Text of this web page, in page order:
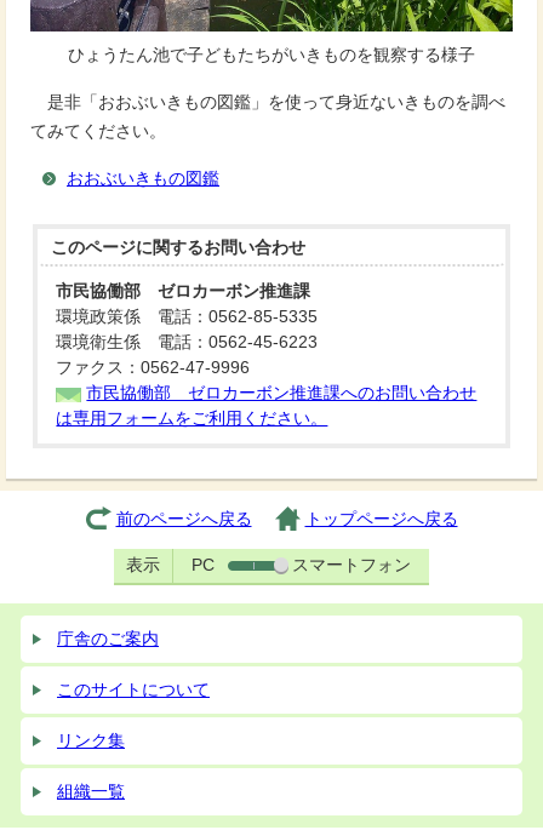
ひょうたん池で子どもたちがいきものを観察する様子
是非「おおぶいきもの図鑑」を使って身近ないきものを調べ
てみてください。
おおぶいきもの図鑑
このページに関するお問い合わせ
市民協働部 ゼロカーボン推進課
環境政策係 電話：0562-85-5335
環境衛生係 電話：0562-45-6223
ファクス：0562-47-9996
市民協働部 ゼロカーボン推進課へのお問い合わせ
は専用フォームをご利用ください。
前のページへ戻る トップページへ戻る
表示 PC スマートフォン
庁舎のご案内
このサイトについて
リンク集
組織一覧